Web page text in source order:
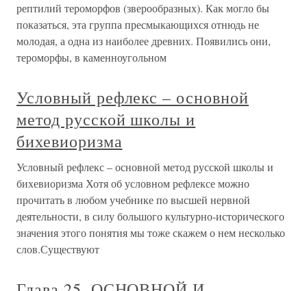
рептилий тероморфов (зверообразных). Как могло бы
показаться, эта группа пресмыкающихся отнюдь не
молодая, а одна из наиболее древних. Появились они,
тероморфы, в каменноугольном
Условный рефлекс – основной
метод русской школы и
бихевиоризма
Условный рефлекс – основной метод русской школы и
бихевиоризма Хотя об условном рефлексе можно
прочитать в любом учебнике по высшей нервной
деятельности, в силу большого культурно-исторического
значения этого понятия мы тоже скажем о нем несколько
слов.Существуют